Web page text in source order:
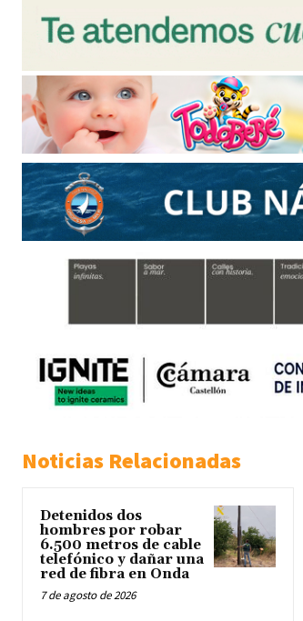
Noticias Relacionadas
Detenidos dos
hombres por robar
6.500 metros de cable
telefónico y dañar una
red de fibra en Onda
7 de agosto de 2026